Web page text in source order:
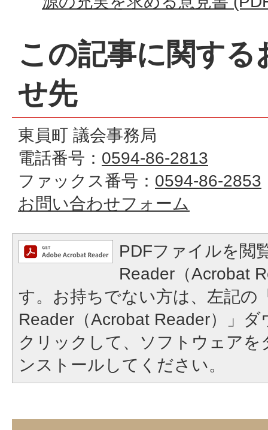
この記事に関する
せ先
東員町 議会事務局
電話番号： 0594-86-2813
ファックス番号： 0594-86-2853
お問い合わせフォーム
PDFファイルを閲
Reader（Acrobat
す。お持ちでない方は、左記の
Reader（Acrobat Reader）」
クリックして、ソフトウェア
ンストールしてください。